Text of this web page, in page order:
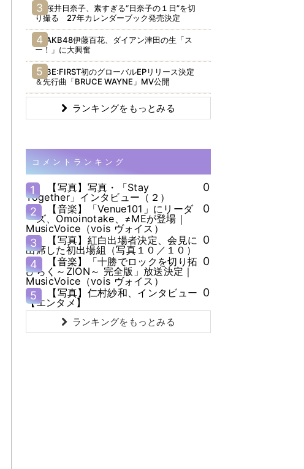
桜井日奈子、素すぎる“日奈子の１日”を切
り撮る 27年カレンダーブック発売決定
AKB48伊藤百花、ダイアン津田の生「ス
ー！」に大興奮
BE:FIRST初のグローバルEPリリース決定
＆先行曲「BRUCE WAYNE」MV公開
ランキングをもっとみる
コメントランキング
1
【写真】写真・「Stay
Together」インタビュー（２）
0
2
【音楽】「Venue101」にリーダ
ーズ、Omoinotake、≠MEが登場｜
MusicVoice（vois ヴォイス）
0
3
【写真】紅白出場者決定、会見に
出席した初出場組（写真１０／１０）
0
4
【音楽】「十勝でロックを切り拓
ひらく～ZION～ 完全版」放送決定｜
MusicVoice（vois ヴォイス）
0
5
【写真】仁村紗和、インタビュー
【エンタメ】
0
ランキングをもっとみる